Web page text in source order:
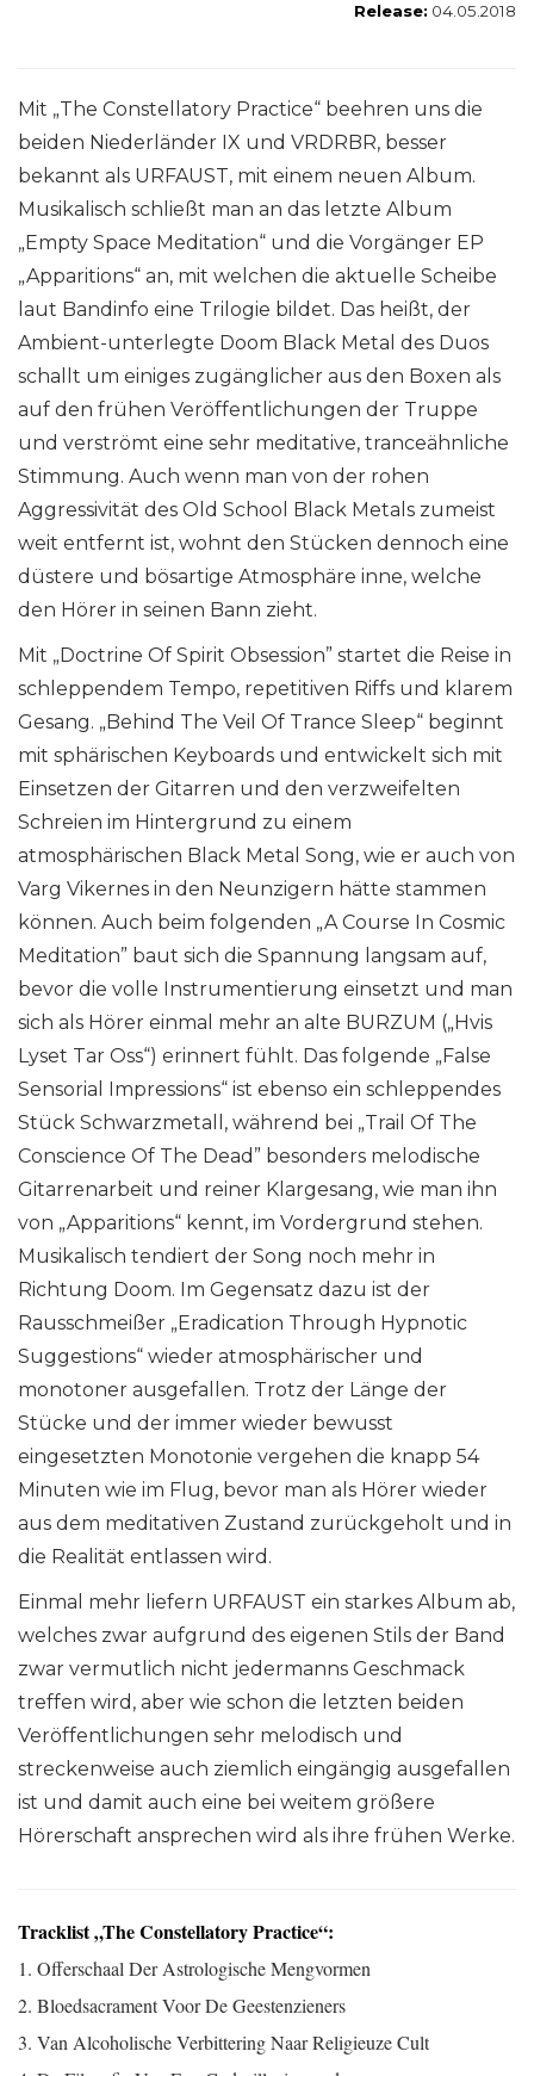
Release: 04.05.2018
Mit „The Constellatory Practice“ beehren uns die
beiden Niederländer IX und VRDRBR, besser
bekannt als URFAUST, mit einem neuen Album.
Musikalisch schließt man an das letzte Album
„Empty Space Meditation“ und die Vorgänger EP
„Apparitions“ an, mit welchen die aktuelle Scheibe
laut Bandinfo eine Trilogie bildet. Das heißt, der
Ambient-unterlegte Doom Black Metal des Duos
schallt um einiges zugänglicher aus den Boxen als
auf den frühen Veröffentlichungen der Truppe
und verströmt eine sehr meditative, tranceähnliche
Stimmung. Auch wenn man von der rohen
Aggressivität des Old School Black Metals zumeist
weit entfernt ist, wohnt den Stücken dennoch eine
düstere und bösartige Atmosphäre inne, welche
den Hörer in seinen Bann zieht.
Mit „Doctrine Of Spirit Obsession” startet die Reise in
schleppendem Tempo, repetitiven Riffs und klarem
Gesang. „Behind The Veil Of Trance Sleep“ beginnt
mit sphärischen Keyboards und entwickelt sich mit
Einsetzen der Gitarren und den verzweifelten
Schreien im Hintergrund zu einem
atmosphärischen Black Metal Song, wie er auch von
Varg Vikernes in den Neunzigern hätte stammen
können. Auch beim folgenden „A Course In Cosmic
Meditation” baut sich die Spannung langsam auf,
bevor die volle Instrumentierung einsetzt und man
sich als Hörer einmal mehr an alte BURZUM („Hvis
Lyset Tar Oss“) erinnert fühlt. Das folgende „False
Sensorial Impressions“ ist ebenso ein schleppendes
Stück Schwarzmetall, während bei „Trail Of The
Conscience Of The Dead” besonders melodische
Gitarrenarbeit und reiner Klargesang, wie man ihn
von „Apparitions“ kennt, im Vordergrund stehen.
Musikalisch tendiert der Song noch mehr in
Richtung Doom. Im Gegensatz dazu ist der
Rausschmeißer „Eradication Through Hypnotic
Suggestions“ wieder atmosphärischer und
monotoner ausgefallen. Trotz der Länge der
Stücke und der immer wieder bewusst
eingesetzten Monotonie vergehen die knapp 54
Minuten wie im Flug, bevor man als Hörer wieder
aus dem meditativen Zustand zurückgeholt und in
die Realität entlassen wird.
Einmal mehr liefern URFAUST ein starkes Album ab,
welches zwar aufgrund des eigenen Stils der Band
zwar vermutlich nicht jedermanns Geschmack
treffen wird, aber wie schon die letzten beiden
Veröffentlichungen sehr melodisch und
streckenweise auch ziemlich eingängig ausgefallen
ist und damit auch eine bei weitem größere
Hörerschaft ansprechen wird als ihre frühen Werke.
Tracklist „The Constellatory Practice“:
1. Offerschaal Der Astrologische Mengvormen
2. Bloedsacrament Voor De Geestenzieners
3. Van Alcoholische Verbittering Naar Religieuze Cult